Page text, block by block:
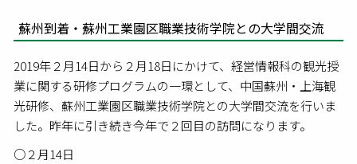
蘇州到着・蘇州工業園区職業技術学院との大学間交流
2019年２月14日から２月18日にかけて、経営情報科の観光授
業に関する研修プログラムの一環として、中国蘇州・上海観
光研修、蘇州工業園区職業技術学院との大学間交流を行いま
した。昨年に引き続き今年で２回目の訪問になります。
○２月14日